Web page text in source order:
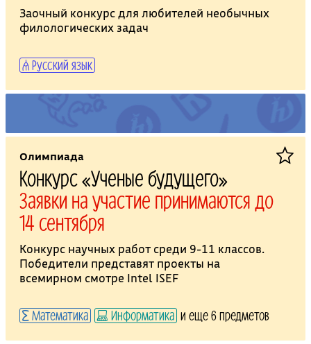
Заочный конкурс для любителей необычных
филологических задач
Русский язык
Олимпиада
Конкурс «Ученые будущего»
Заявки на участие принимаются до
14 сентября
Конкурс научных работ среди 9-11 классов.
Победители представят проекты на
всемирном смотре Intel ISEF
Математика Информатика и еще 6 предметов